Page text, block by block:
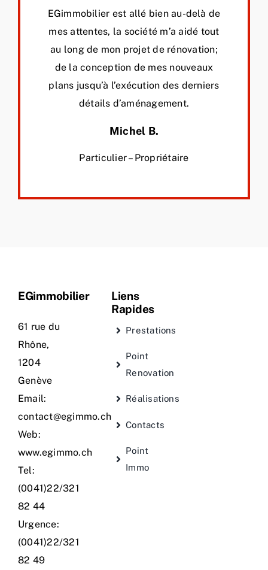
EGimmobilier est allé bien au-delà de
mes attentes, la société m’a aidé tout
au long de mon projet de rénovation;
de la conception de mes nouveaux
plans jusqu’à l’exécution des derniers
détails d’aménagement.
Michel B.
Particulier – Propriétaire
EGimmobilier
61 rue du
Rhône,
1204
Genève
Email:
contact@egimmo.ch
Web:
www.egimmo.ch
Tel:
(0041)22/321
82 44
Urgence:
(0041)22/321
82 49
Liens
Rapides
Prestations
Point
Renovation
Réalisations
Contacts
Point
Immo